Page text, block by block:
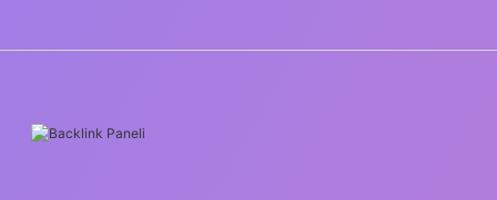
SIDEBAR